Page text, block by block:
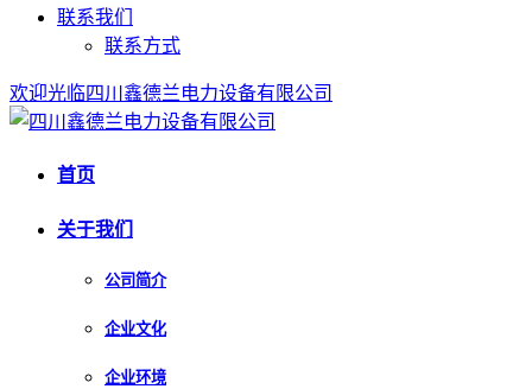
联系我们
联系方式
欢迎光临四川鑫德兰电力设备有限公司
首页
关于我们
公司简介
企业文化
企业环境